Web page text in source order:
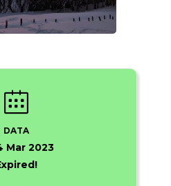
DATA
Mar 2023